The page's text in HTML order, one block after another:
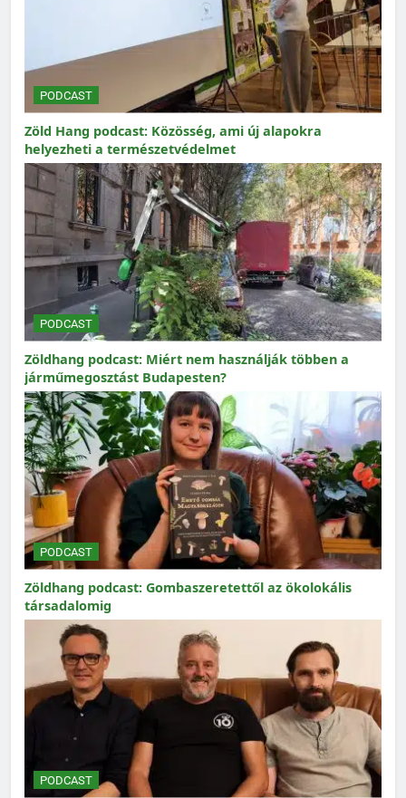
PODCAST
Zöld Hang podcast: Közösség, ami új alapokra
helyezheti a természetvédelmet
PODCAST
Zöldhang podcast: Miért nem használják többen a
járműmegosztást Budapesten?
PODCAST
Zöldhang podcast: Gombaszeretettől az ökolokális
társadalomig
PODCAST